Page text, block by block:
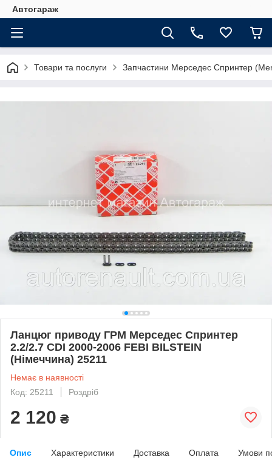
Автогараж
Товари та послуги Запчастини Мерседес Спринтер
Ланцюг приводу ГРМ Мерседес Спринтер
2.2/2.7 CDI 2000-2006 FEBI BILSTEIN
(Німеччина) 25211
Немає в наявності
Код: 25211
Роздріб
2 120 ₴
Опис Характеристики Доставка Оплата Умови